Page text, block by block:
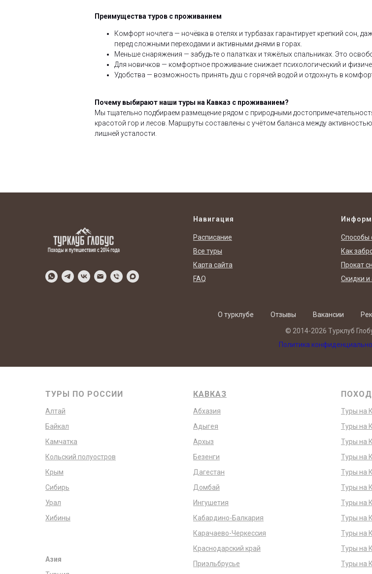
Преимущества туров с проживанием
Комфорт ночлега — ночёвка в отелях и турбазах гарантирует крепкий сон,
перед сложными переходами и активными днями в горах.
Меньше снаряжения — забудьте о палатках и тяжёлых спальниках. Это
Для новичков — комфортное проживание снижает психологический и
Удобства — возможность принять душ с горячей водой и отдохнуть в
Почему выбирают наши туры на Кавказ с проживанием?
Мы тщательно подбираем размещение рядом с природными
красотой гор и лесов. Маршруты составлены с учётом баланса между
лишней усталости.
Навигация
Расписание
Все туры
Карта сайта
FAQ
Способы
Как
Прокат
Скидки и
О турклубе Отзывы Вакансии
© 2014-2026 Турклуб
Политика
ТУРЫ ПО РОССИИ
Алтай
Байкал
Камчатка
Кольский полуостров
Крым
Сибирь
Урал
Хибины
Азия
КАВКАЗ
Абхазия
Адыгея
Архыз
Безенги
Дагестан
Домбай
Ингушетия
Кабардино-Балкария
Карачаево-Черкессия
Краснодарский край
Приэльбрусье
Туры на
Туры на
Туры на
Туры на
Туры на
Туры на
Туры на
Туры на
Туры на
Туры на
Туры на